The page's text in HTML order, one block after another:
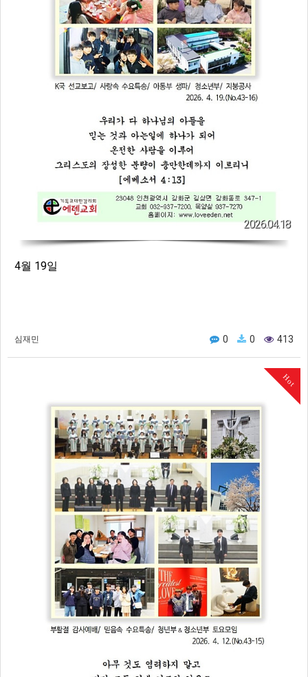
2026.04.18
4월 19일
심재민 0 0 413
Hot